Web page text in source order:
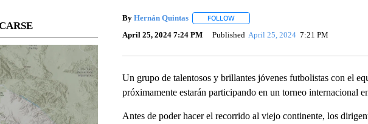
By Hernán Quintas FOLLOWFOLLOW "" TO RECEIVE NOTIFICATIONS
April 25, 2024 7:24 PM Published April 25, 2024 7:21 PM
Un grupo de talentosos y brillantes jóvenes futbolistas con el
próximamente estarán participando en un torneo internacional
Antes de poder hacer el recorrido al viejo continente, los